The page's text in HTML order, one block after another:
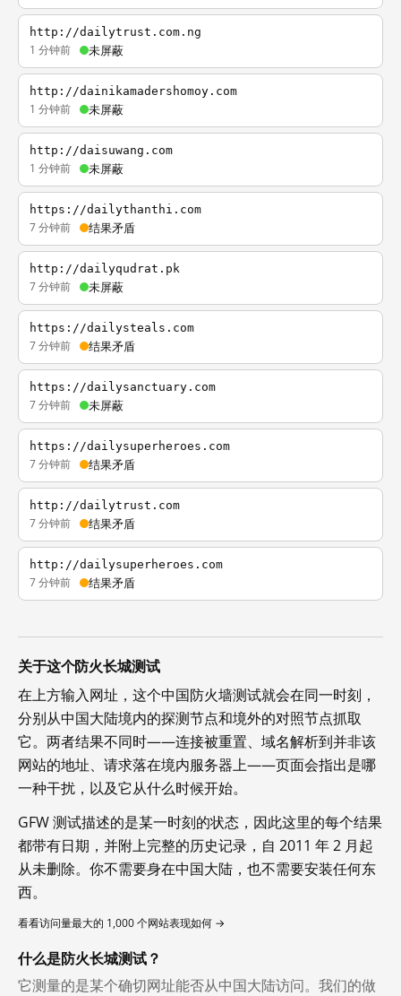
http://dailytrust.com.ng
1 分钟前 未屏蔽
http://dainikamadershomoy.com
1 分钟前 未屏蔽
http://daisuwang.com
1 分钟前 未屏蔽
https://dailythanthi.com
7 分钟前 结果矛盾
http://dailyqudrat.pk
7 分钟前 未屏蔽
https://dailysteals.com
7 分钟前 结果矛盾
https://dailysanctuary.com
7 分钟前 未屏蔽
https://dailysuperheroes.com
7 分钟前 结果矛盾
http://dailytrust.com
7 分钟前 结果矛盾
http://dailysuperheroes.com
7 分钟前 结果矛盾
关于这个防火长城测试
在上方输入网址，这个中国防火墙测试就会在同一时刻，
分别从中国大陆境内的探测节点和境外的对照节点抓取
它。两者结果不同时——连接被重置、域名解析到并非该
网站的地址、请求落在境内服务器上——页面会指出是哪
一种干扰，以及它从什么时候开始。
GFW 测试描述的是某一时刻的状态，因此这里的每个结果
都带有日期，并附上完整的历史记录，自 2011 年 2 月起
从未删除。你不需要身在中国大陆，也不需要安装任何东
西。
看看访问量最大的 1,000 个网站表现如何 →
什么是防火长城测试？
它测量的是某个确切网址能否从中国大陆访问。我们的做